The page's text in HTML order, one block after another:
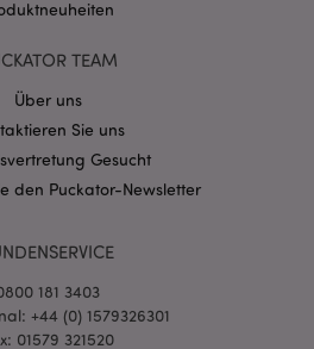
TEAM
Über uns
Sie uns
Gesucht
den Puckator-Newsletter
181 3403
+44 (0) 1579326301
01579 321520
section-
PHP.net
von Google